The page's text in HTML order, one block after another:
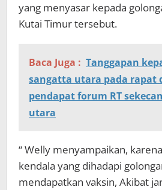
yang menyasar kepada
Kutai Timur tersebut.
Baca Juga : Tanggapan
sangatta utara pada rapat
pendapat forum RT
utara
“ Welly menyampaikan,
kendala yang dihadapi
mendapatkan vaksin, Akibat